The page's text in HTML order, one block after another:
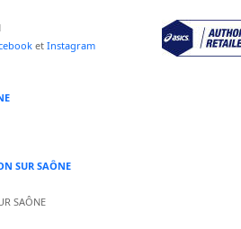
et Instagram
SUR SAÔNE
SAÔNE